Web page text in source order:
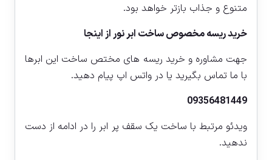
متنوع و جذاب بازتر خواهد بود.
خرید ریسه مخصوص ساخت ابر نور از اینجا
جهت مشاوره و خرید ریسه های مختص ساخت این ابرها
با ما تماس بگیرید یا در واتس اپ پیام دهید.
09356481449
ویدئو مرتبط با ساخت یک سقف پر ابر را در ادامه از دست
ندهید.